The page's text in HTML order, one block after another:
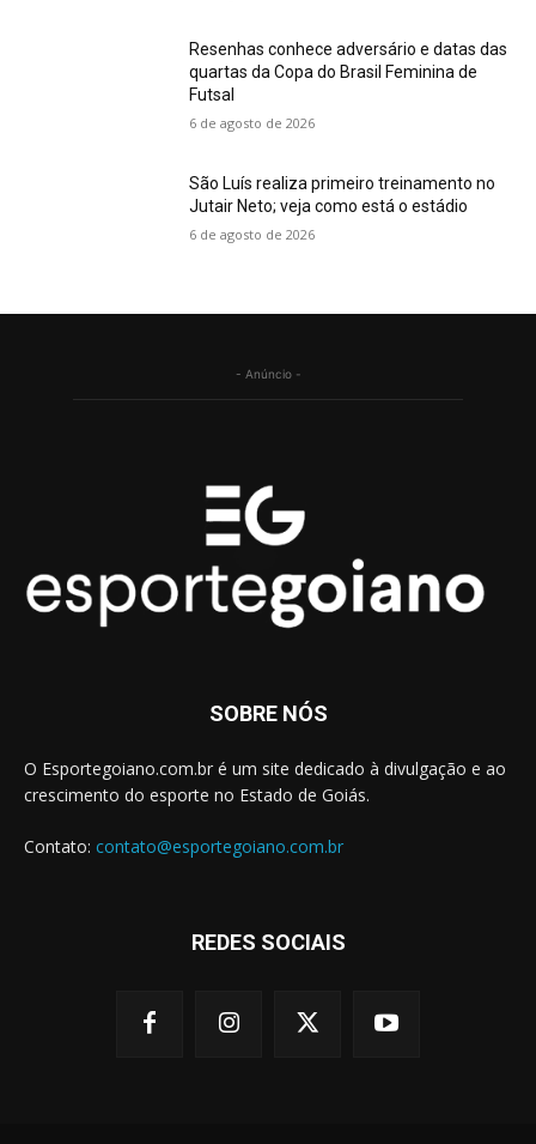
Resenhas conhece adversário e datas das
quartas da Copa do Brasil Feminina de
Futsal
6 de agosto de 2026
São Luís realiza primeiro treinamento no
Jutair Neto; veja como está o estádio
6 de agosto de 2026
- Anúncio -
SOBRE NÓS
O Esportegoiano.com.br é um site dedicado à divulgação e ao
crescimento do esporte no Estado de Goiás.
Contato: contato@esportegoiano.com.br
REDES SOCIAIS